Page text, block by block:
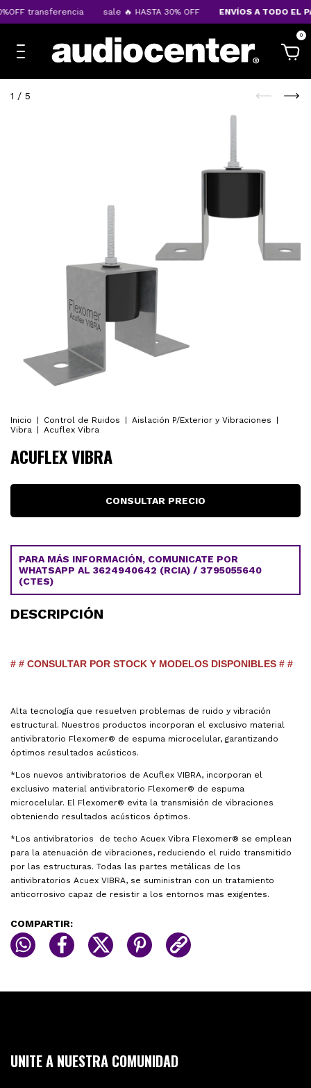
transferencia sale 🔥 HASTA 30% OFF ENVÍOS A TODO EL
0
1 / 5
Inicio Control de Ruidos Aislación P/Exterior y Vibraciones
Vibra
Acuflex Vibra
ACUFLEX VIBRA
PARA MÁS INFORMACIÓN, COMUNICATE POR
WHATSAPP AL 3624940642 (RCIA) / 3795055640
(CTES)
DESCRIPCIÓN
# # CONSULTAR POR STOCK Y MODELOS DISPONIBLES # #
Alta tecnología que resuelven problemas de ruido y vibración
estructural. Nuestros productos incorporan el exclusivo material
antivibratorio Flexomer® de espuma microcelular, garantizando
óptimos resultados acústicos.
*Los nuevos antivibratorios de Acuflex VIBRA, incorporan el
exclusivo material antivibratorio Flexomer® de espuma
microcelular. El Flexomer® evita la transmisión de vibraciones
obteniendo resultados acústicos óptimos.
*Los antivibratorios de techo Acuex Vibra Flexomer® se emplean
para la atenuación de vibraciones, reduciendo el ruido transmitido
por las estructuras. Todas las partes metálicas de los
antivibratorios Acuex VIBRA, se suministran con un tratamiento
anticorrosivo capaz de resistir a los entornos mas exigentes.
COMPARTIR:
UNITE A NUESTRA COMUNIDAD